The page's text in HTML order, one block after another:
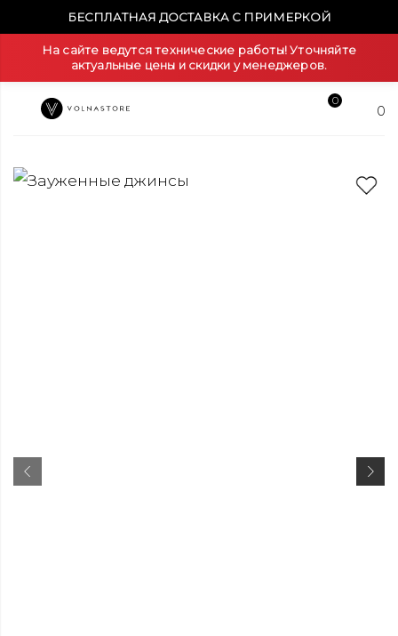
БЕСПЛАТНАЯ ДОСТАВКА С ПРИМЕРКОЙ
На сайте ведутся технические работы! Уточняйте
актуальные цены и скидки у менеджеров.
0
0